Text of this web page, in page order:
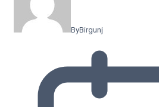
ByBirgunj